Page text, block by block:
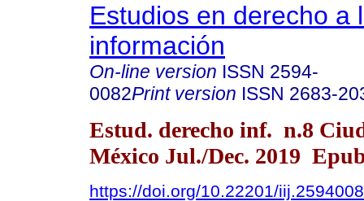
Estudios en derecho a
información
On-line version ISSN 2594-
0082Print version ISSN 2683-
Estud. derecho inf. n.8
México Jul./Dec. 2019
https://doi.org/10.22201/